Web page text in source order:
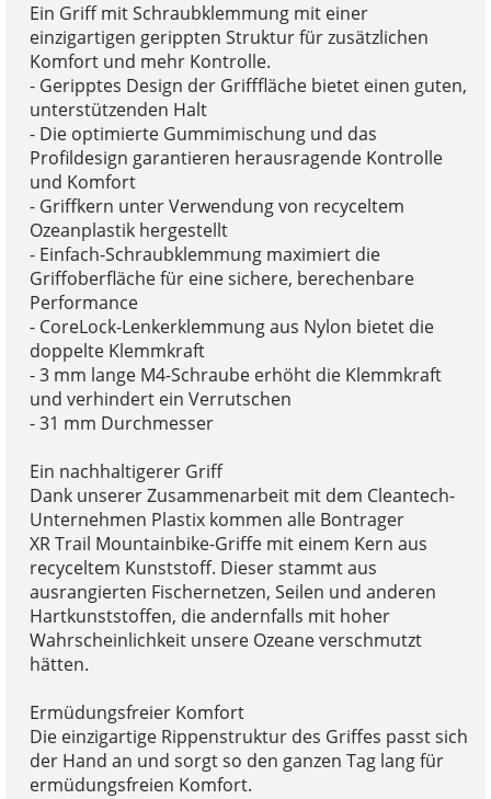
Ein Griff mit Schraubklemmung mit einer
einzigartigen gerippten Struktur für zusätzlichen
Komfort und mehr Kontrolle.
- Geripptes Design der Grifffläche bietet einen guten,
unterstützenden Halt
- Die optimierte Gummimischung und das
Profildesign garantieren herausragende Kontrolle
und Komfort
- Griffkern unter Verwendung von recyceltem
Ozeanplastik hergestellt
- Einfach-Schraubklemmung maximiert die
Griffoberfläche für eine sichere, berechenbare
Performance
- CoreLock-Lenkerklemmung aus Nylon bietet die
doppelte Klemmkraft
- 3 mm lange M4-Schraube erhöht die Klemmkraft
und verhindert ein Verrutschen
- 31 mm Durchmesser
Ein nachhaltigerer Griff
Dank unserer Zusammenarbeit mit dem Cleantech-
Unternehmen Plastix kommen alle Bontrager
XR Trail Mountainbike-Griffe mit einem Kern aus
recyceltem Kunststoff. Dieser stammt aus
ausrangierten Fischernetzen, Seilen und anderen
Hartkunststoffen, die andernfalls mit hoher
Wahrscheinlichkeit unsere Ozeane verschmutzt
hätten.
Ermüdungsfreier Komfort
Die einzigartige Rippenstruktur des Griffes passt sich
der Hand an und sorgt so den ganzen Tag lang für
ermüdungsfreien Komfort.